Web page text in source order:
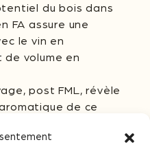
du bois dans
FA assure une
le vin en
de volume en
post FML, révèle
de ce
sur la